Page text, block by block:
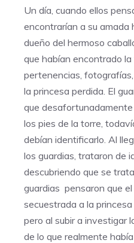
Un día, cuando ellos
encontrarían a su amada
dueño del hermoso
que habían encontrado
pertenencias,
la princesa perdida. El
que
los pies de la torre,
debían identificarlo. Al
los guardias, trataron de
descubriendo que se
guardias pensaron que
secuestrada a la
pero al subir a investigar
de lo que realmente